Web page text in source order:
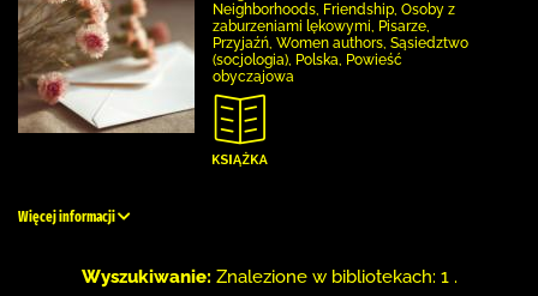
Neighborhoods, Friendship, Osoby z
zaburzeniami lękowymi, Pisarze,
Przyjaźń, Women authors, Sąsiedztwo
(socjologia), Polska, Powieść
obyczajowa
Więcej informacji
Wyszukiwanie: Znalezione w bibliotekach: 1 .